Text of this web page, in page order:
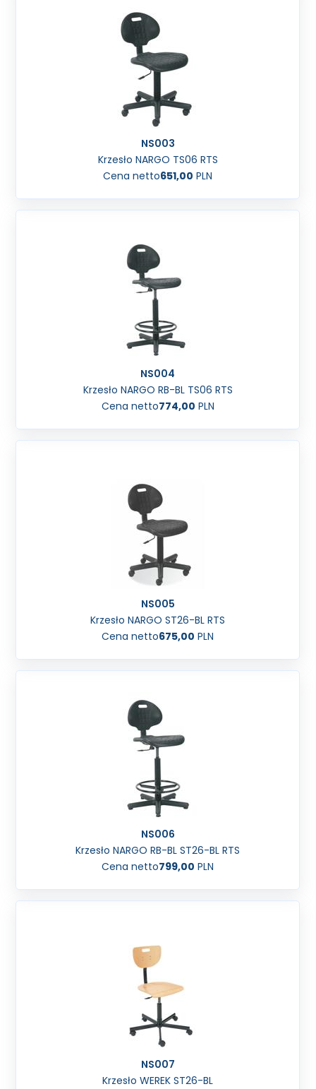
NS003
Krzesło NARGO TS06 RTS
Cena netto651,00 PLN
NS004
Krzesło NARGO RB-BL TS06 RTS
Cena netto774,00 PLN
NS005
Krzesło NARGO ST26-BL RTS
Cena netto675,00 PLN
NS006
Krzesło NARGO RB-BL ST26-BL RTS
Cena netto799,00 PLN
NS007
Krzesło WEREK ST26-BL